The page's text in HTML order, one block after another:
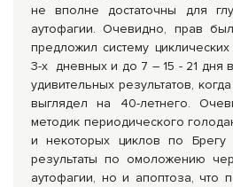
не вполне достаточны для
аутофагии. Очевидно, прав
предложил систему
3-х дневных и до 7 – 15 - 21 дня
удивительных результатов,
выглядел на 40-летнего.
методик периодического
и некоторых циклов по
результаты по омоложению
аутофагии, но и апоптоза, что